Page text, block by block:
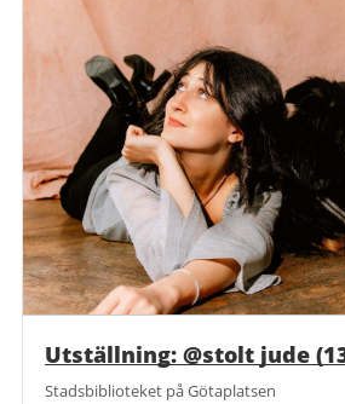
Utställning: @stolt jude
Stadsbiblioteket på Götaplatsen